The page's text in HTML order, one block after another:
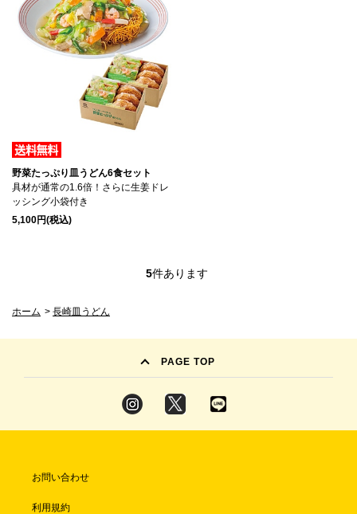
野菜たっぷり皿うどん6食セット
具材が通常の1.6倍！さらに生姜ドレ
ッシング小袋付き
5,100円(税込)
5件あります
ホーム > 長崎皿うどん
PAGE TOP
お問い合わせ
利用規約